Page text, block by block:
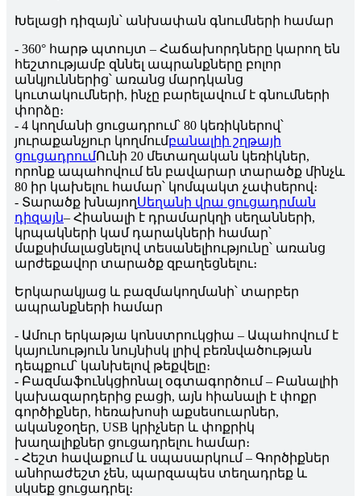
Խելացի դիզայն՝ անխափան գնումների համար
- 360° հարթ պտույտ – Հաճախորդները կարող են
հեշտությամբ զննել ապրանքները բոլոր
անկյուններից՝ առանց մարդկանց
կուտակումների, ինչը բարելավում է գնումների
փորձը։
- 4 կողմանի ցուցադրում՝ 80 կեռիկներով՝
յուրաքանչյուր կողմումբանալիի շղթայի
ցուցադրումՈւնի 20 մետաղական կեռիկներ,
որոնք ապահովում են բավարար տարածք մինչև
80 իր կախելու համար՝ կոմպակտ չափսերով։
- Տարածք խնայողՍեղանի վրա ցուցադրման
դիզայն– Հիանալի է դրամարկղի սեղանների,
կրպակների կամ դարակների համար՝
մաքսիմալացնելով տեսանելիությունը՝ առանց
արժեքավոր տարածք զբաղեցնելու։
Երկարակյաց և բազմակողմանի՝ տարբեր
ապրանքների համար
- Ամուր երկաթյա կոնստրուկցիա – Ապահովում է
կայունություն նույնիսկ լրիվ բեռնվածության
դեպքում՝ կանխելով թեքվելը։
- Բազմաֆունկցիոնալ օգտագործում – Բանալիի
կախազարդերից բացի, այն հիանալի է փոքր
գործիքներ, հեռախոսի աքսեսուարներ,
ականջօղեր, USB կրիչներ և փոքրիկ
խաղալիքներ ցուցադրելու համար։
- Հեշտ հավաքում և սպասարկում – Գործիքներ
անհրաժեշտ չեն, պարզապես տեղադրեք և
սկսեք ցուցադրել։